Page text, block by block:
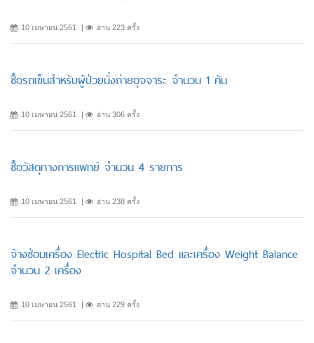
10 เมษายน 2561 อ่าน 223 ครั้ง
ซื้อรถเข็นสำหรับผู้ป่วยนั่งถ่ายอุจจาระ จำนวน 1 คัน
10 เมษายน 2561 อ่าน 306 ครั้ง
ซื้อวัสดุทางการแพทย์ จำนวน 4 รายการ
10 เมษายน 2561 อ่าน 238 ครั้ง
จ้างซ่อมเครื่อง Electric Hospital Bed และเครื่อง Weight Balance
จำนวน 2 เครื่อง
10 เมษายน 2561 อ่าน 229 ครั้ง